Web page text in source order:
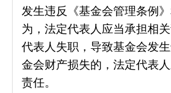
发生违反《基金会管理条例
为，法定代表人应当承担相
代表人失职，导致基金会发
金会财产损失的，法定代表
责任。